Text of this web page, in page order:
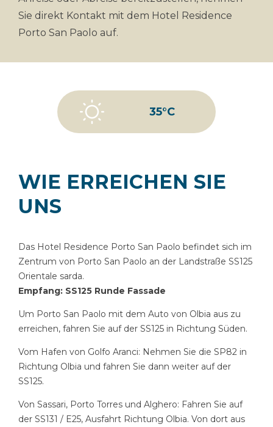
Sie direkt Kontakt mit dem Hotel Residence
Porto San Paolo auf.
35°C
WIE ERREICHEN SIE
UNS
Das Hotel Residence Porto San Paolo befindet sich im
Zentrum von Porto San Paolo an der Landstraße SS125
Orientale sarda.
Empfang: SS125 Runde Fassade
Um Porto San Paolo mit dem Auto von Olbia aus zu
erreichen, fahren Sie auf der SS125 in Richtung Süden.
Vom Hafen von Golfo Aranci: Nehmen Sie die SP82 in
Richtung Olbia und fahren Sie dann weiter auf der
SS125.
Von Sassari, Porto Torres und Alghero: Fahren Sie auf
der SS131 / E25, Ausfahrt Richtung Olbia. Von dort aus